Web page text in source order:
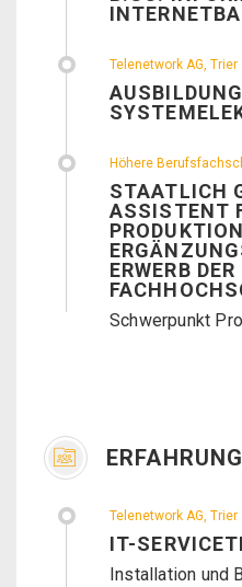
Telenetwork AG, Trier
Höhere
STAATLICH
ASSISTENT
ERWERB DER
Schwerpunkt
ERFAHRUNG
Telenetwork AG, Trier
IT-
Installation und